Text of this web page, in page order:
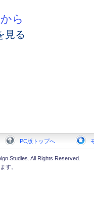
ら
見る
PC版トップへ
Studies. All Rights Reserved.
す。